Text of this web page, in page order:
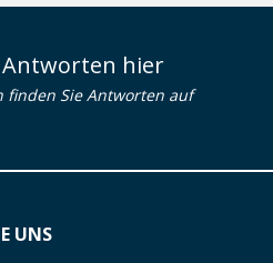
Antworten hier
Sie Antworten auf
UNS